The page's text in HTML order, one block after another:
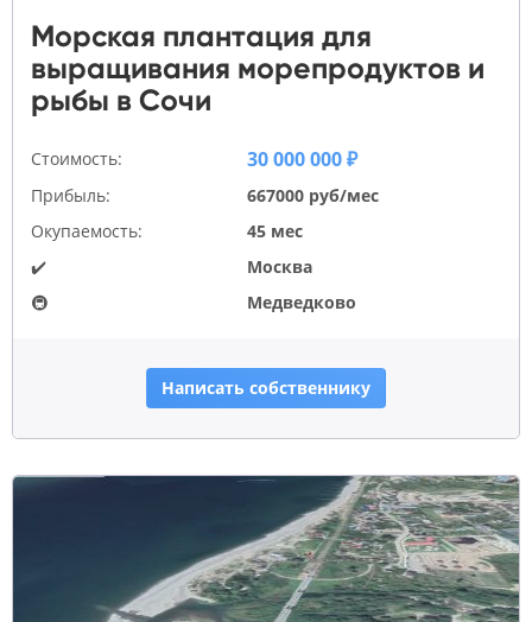
Морская плантация для
выращивания морепродуктов и
рыбы в Сочи
Стоимость: 30 000 000 ₽
Прибыль:
667000 руб/мес
Окупаемость:
45 мес
✔️
Москва
🚇
Медведково
Написать собственнику